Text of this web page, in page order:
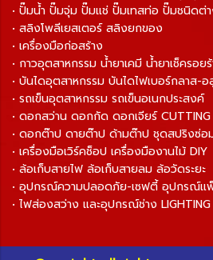
• ปั๊มน้ำ ปั๊มจุ่ม ปั๊มแช่ ปั๊มเทสท่อ ปั๊มชนิดต่
• สลิงโพลีเยสเตอร์ สลิงยกของ
• เครื่องมือก่อสร้าง
• กาวอุตสาหกรรม น้ำยาเคมี น้ำยาเช็ครอย
• บันไดอุตสาหกรรม บันไดไฟเบอร์กลาส-
• รถเข็นอุตสาหกรรม รถเข็นอเนกประสงค์
• ดอกสว่าน ดอกกัด ดอกเจียร์ CUTTING
• ดอกต๊าป ดายต๊าป ด้ามต๊าป ชุดสปริงซ่อ
• เครื่องมือเวิร์คช็อป เครื่องมืองานไม้ DIY
• ล้อเก็บสายไฟ ล้อเก็บสายลม ล้อวัดระยะ
• อุปกรณ์ความปลอดภัย-เซฟตี้ อุปกรณ์แ
• ไฟส่องสว่าง และอุปกรณ์ช่าง LIGHTING